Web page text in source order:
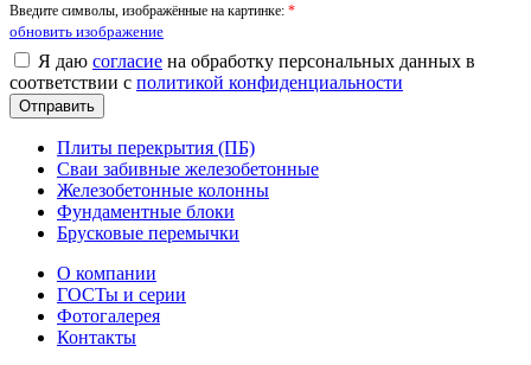
Введите символы, изображённые на картинке: *
обновить изображение
Я даю согласие на обработку персональных данных в
соответствии с политикой конфиденциальности
Плиты перекрытия (ПБ)
Сваи забивные железобетонные
Железобетонные колонны
Фундаментные блоки
Брусковые перемычки
О компании
ГОСТы и серии
Фотогалерея
Контакты